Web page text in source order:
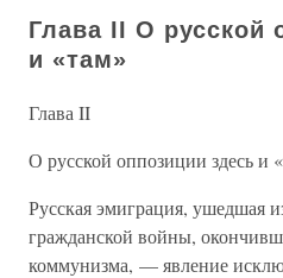
Глава II О русской
и «там»
Глава II
О русской оппозиции здесь и
Русская эмиграция, ушедшая
гражданской войны,
коммунизма, — явление